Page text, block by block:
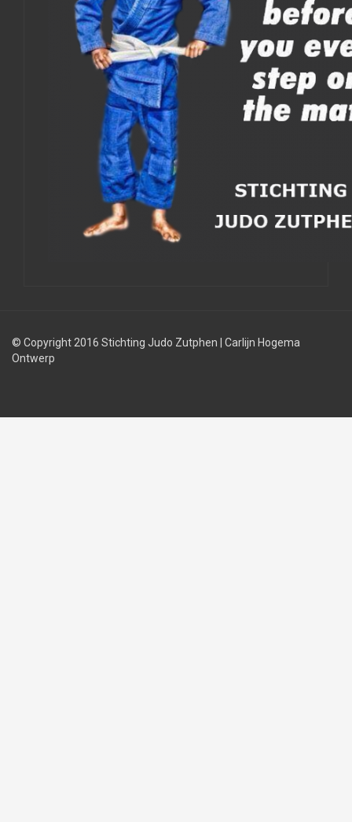
© Copyright 2016 Stichting Judo Zutphen | Carlijn Hogema
Ontwerp